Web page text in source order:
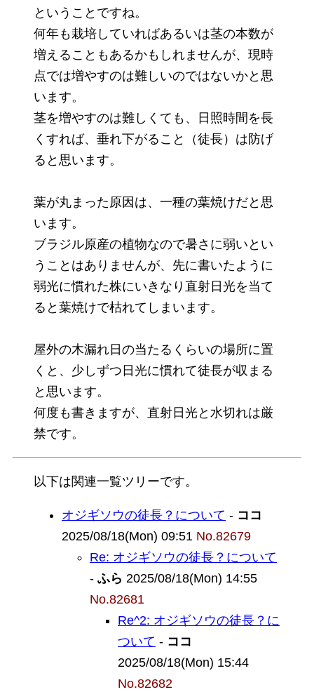
ということですね。
何年も栽培していればあるいは茎の本数が
増えることもあるかもしれませんが、現時
点では増やすのは難しいのではないかと思
います。
茎を増やすのは難しくても、日照時間を長
くすれば、垂れ下がること（徒長）は防げ
ると思います。
葉が丸まった原因は、一種の葉焼けだと思
います。
ブラジル原産の植物なので暑さに弱いとい
うことはありませんが、先に書いたように
弱光に慣れた株にいきなり直射日光を当て
ると葉焼けで枯れてしまいます。
屋外の木漏れ日の当たるくらいの場所に置
くと、少しずつ日光に慣れて徒長が収まる
と思います。
何度も書きますが、直射日光と水切れは厳
禁です。
以下は関連一覧ツリーです。
オジギソウの徒長？について - ココ
2025/08/18(Mon) 09:51 No.82679
Re: オジギソウの徒長？について
- ふら 2025/08/18(Mon) 14:55
No.82681
Re^2: オジギソウの徒長？に
ついて - ココ
2025/08/18(Mon) 15:44
No.82682